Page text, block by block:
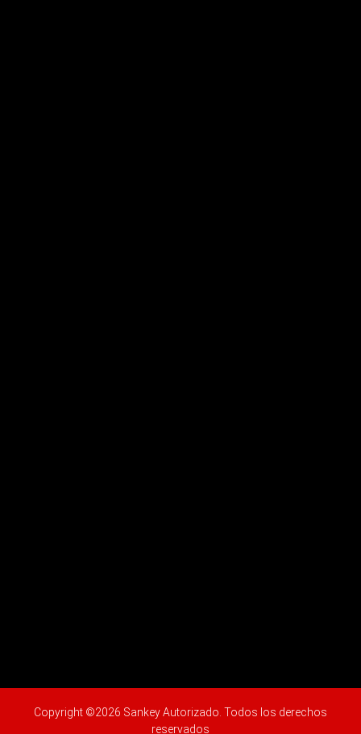
Copyright ©2026 Sankey Autorizado. Todos los derechos
reservados